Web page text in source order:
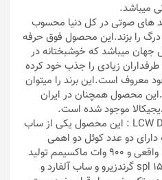
میباشد.
های صوتی در کل دنیا محسوب
را بزند.این محصول فوق حرفه
جهان میباشد که خوشبختانه در
زیادی را جذب خود کرده
است.این برند را میتوان
محصول همچنان در ایران
موجود شده است.
مشخصات ساب 15 اینچ مدل LCW D2 : این محصول یکی از ساب
دو عدد کوئل دو اهمی
میباشد و میتواند 500 وات Rms واقعی و 900 وات ماکسیمم تولید
کند. رقیب های این ساب ساب 15 spl گرندزیرو و ساب آلفارد و